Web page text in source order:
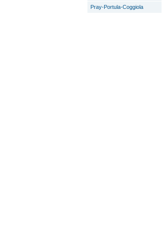
Pray-Portula-Coggiola